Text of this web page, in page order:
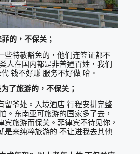
的，不保关；
些特赦豁免的，他们连签证都不
人在国内都是非普通百姓，我们
钱不好赚 服务不好做 哈。
了旅游的，不保关；
留爷处。入境酒店 行程安排完整
。东南亚可旅游的国家多了去，
宾旅游而保关。菲律宾不待见你，
是来纯粹旅游的 不让进我去其他